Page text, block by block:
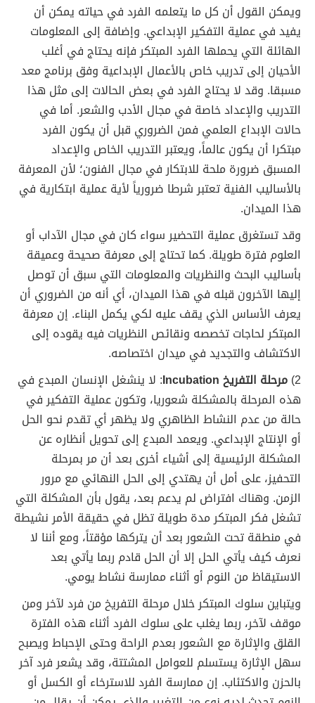
ويمكن القول أن كل ما يتعلمه الفرد في حياته يمكن أن
يفيد في عملية التفكير الإبداعي. وإضافة إلى المعلومات
الهائلة التي يحملها الفرد المبتكر فإنه يحتاج في أغلب
الأحيان إلى تدريب خاص بالأعمال الإبداعية وفق برنامج معد
مسبقا. وقد لا يحتاج الفرد في بعض الحالات إلى مثل هذا
التدريب والإعداد خاصة في مجال الأدب والشعر. أما في
حالات الإبداع العلمي فمن الضروري قبل أن يكون الفرد
مبتكرا أن يكون عالماً، ويعتبر التدريب الخاص والإعداد
المسبق ضرورة ملحة للابتكار في مجال الفنون؛ لأن المعرفة
بالأساليب الفنية تعتبر شرطا ضرورياً لأية عملية ابتكارية في
هذا الميدان.
وقد تستغرق عملية التحضير سواء كان في مجال الآداب أو
العلوم فترة طويلة. كما تحتاج إلى معرفة صحيحة وعميقة
بأساليب البحث والنظريات والمعلومات التي سبق أن توصل
إليها الآخرون قبله في هذا الميدان، أي أنه من الضروري أن
يعرف الأساس الذي يقف عليه لكي يكمل البناء. إن معرفة
المبتكر لحاجات تخصصه ونقائص النظريات فيه يقوده إلى
الاكتشاف والتجديد في ميدان اختصاصه.
2) مرحلة التفريخ Incubation
: لا ينشغل الإنسان المبدع في
هذه المرحلة بالمشكلة شعوريا، وتكون عملية التفكير في
حالة من عدم النشاط الظاهري ولا يظهر أي تقدم نحو الحل
أو الإنتاج الإبداعي. ويعمد المبدع إلى تحويل أنظاره عن
المشكلة الرئيسية إلى أشياء أخرى بعد أن مر بمرحلة
التحفيز، على أمل أن يهتدي إلى الحل النهائي مع مرور
الزمن. وهناك افتراض لم يدعم بعد، يقول بأن المشكلة التي
تشغل فكر المبتكر مدة طويلة تظل في حقيقة الأمر نشيطة
في منطقة تحت الشعور بعد أن يتركها مؤقتاً، ومع أننا لا
نعرف كيف يأتي الحل إلا أن الحل قادم ربما يأتي بعد
الاستيقاظ من النوم أو أثناء ممارسة نشاط يومي.
ويتباين سلوك المبتكر خلال مرحلة التفريخ من فرد لآخر ومن
موقف لآخر، ربما يغلب على سلوك الفرد أثناء هذه الفترة
القلق والإثارة مع الشعور بعدم الراحة وحتى الإحباط ويصبح
سهل الإثارة يستسلم للعوامل المشتتة، وقد يشعر فرد آخر
بالحزن والاكتئاب. إن ممارسة الفرد للاسترخاء أو الكسل أو